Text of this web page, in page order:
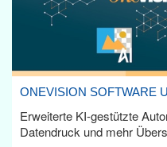
ONEVISION SOFTWARE
Erweiterte KI-gestützte
Datendruck und mehr